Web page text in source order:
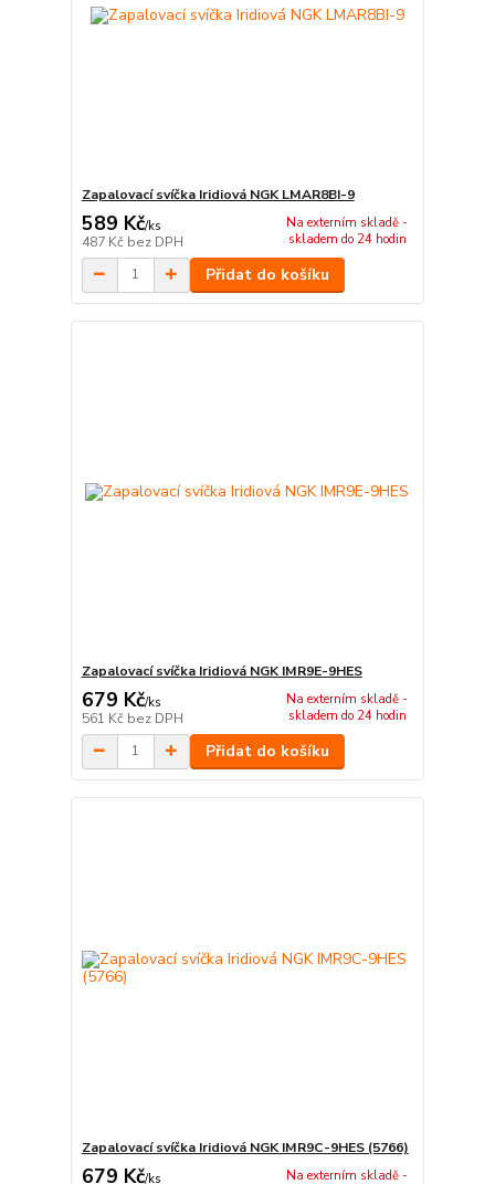
Zapalovací svíčka Iridiová NGK LMAR8BI-9
589 Kč/ks
487 Kč bez DPH
Na externím skladě -
skladem do 24 hodin
Přidat do košíku
Zapalovací svíčka Iridiová NGK IMR9E-9HES
679 Kč/ks
561 Kč bez DPH
Na externím skladě -
skladem do 24 hodin
Přidat do košíku
Zapalovací svíčka Iridiová NGK IMR9C-9HES (5766)
679 Kč/ks Na externím skladě -